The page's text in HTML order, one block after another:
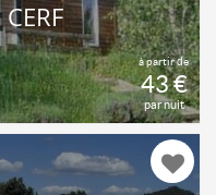
à partir de
43 €
par nuit
CERF